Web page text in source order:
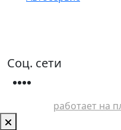
Соц. сети
работает на